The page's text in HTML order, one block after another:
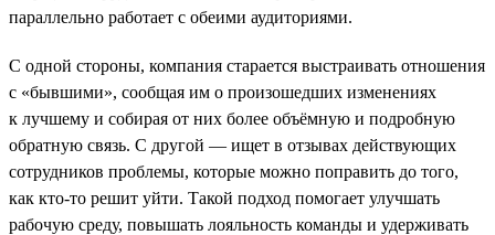
параллельно работает с обеими аудиториями.
С одной стороны, компания старается выстраивать отношения
с «бывшими», сообщая им о произошедших изменениях
к лучшему и собирая от них более объёмную и подробную
обратную связь. С другой — ищет в отзывах действующих
сотрудников проблемы, которые можно поправить до того,
как кто-то решит уйти. Такой подход помогает улучшать
рабочую среду, повышать лояльность команды и удерживать